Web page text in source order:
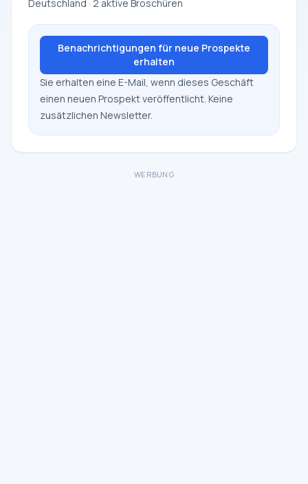
Deutschland · 2 aktive Broschüren
Benachrichtigungen für neue Prospekte
erhalten
Sie erhalten eine E-Mail, wenn dieses Geschäft
einen neuen Prospekt veröffentlicht. Keine
zusätzlichen Newsletter.
WERBUNG